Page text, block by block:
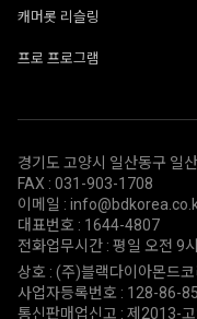
캐머롯 리슬링
프로 프로그램
경기도 고양시 일산동구 일
FAX : 031-903-1708
이메일 :
대표번호 : 1644-4807
전화업무시간 : 평일 오전 9
상호 : (주)블랙다이아몬드
사업자등록번호 : 128-86-
통신판매업신고 : 제2013-